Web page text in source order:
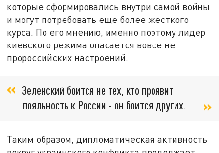
которые сформировались внутри самой войны
и могут потребовать еще более жесткого
курса. По его мнению, именно поэтому лидер
киевского режима опасается вовсе не
пророссийских настроений.
Зеленский боится не тех, кто проявит
лояльность к России - он боится других.
Таким образом, дипломатическая активность